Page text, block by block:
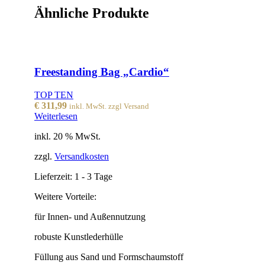
Ähnliche Produkte
Freestanding Bag „Cardio“
TOP TEN
€ 311,99 inkl. MwSt. zzgl Versand
Weiterlesen
inkl. 20 % MwSt.
zzgl. Versandkosten
Lieferzeit: 1 - 3 Tage
Weitere Vorteile:
für Innen- und Außennutzung
robuste Kunstlederhülle
Füllung aus Sand und Formschaumstoff